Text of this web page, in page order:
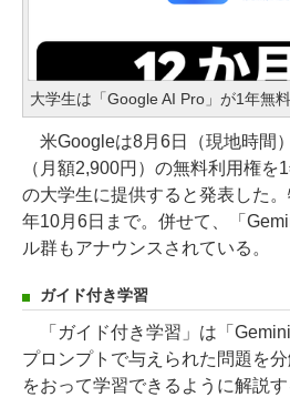
大学生は「Google AI Pro」が1年無
米Googleは8月6日（現地時間
（月額2,900円）の無料利用権を
の大学生に提供すると発表した
年10月6日まで。併せて、「
ル群もアナウンスされている。
ガイド付き学習
「ガイド付き学習」は「Gemini
プロンプトで与えられた問題を
をおって学習できるように解説